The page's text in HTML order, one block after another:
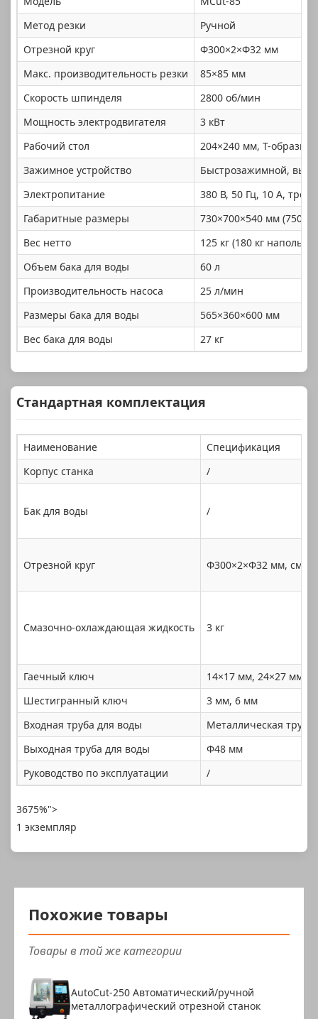
Метод резки
Ручной
Отрезной круг
Φ300×2×Φ32 мм
Макс. производительность резки
85×85 мм
Скорость шпинделя
2800 об/мин
Мощность электродвигателя
3 кВт
Рабочий стол
204×240 мм, Т-
Зажимное устройство
Быстрозажимной,
Электропитание
380 В, 50 Гц, 10 А,
Габаритные размеры
730×700×540 мм
Вес нетто
125 кг (180 кг
Объем бака для воды
60 л
Производительность насоса
25 л/мин
Размеры бака для воды
565×360×600 мм
Вес бака для воды
27 кг
Стандартная комплектация
Наименование
Спецификация
Корпус станка
/
Бак для воды /
Отрезной круг Φ300×2×Φ32 мм,
Смазочно-охлаждающая жидкость 3 кг
Гаечный ключ
14×17 мм, 24×27 мм
Шестигранный ключ
3 мм, 6 мм
Входная труба для воды
Металлическая труба
Выходная труба для воды
Φ48 мм
Руководство по эксплуатации
/
3675%">
1 экземпляр
Похожие товары
Товары в той же категории
AutoCut-250 Автоматический/ручной
металлографический отрезной станок